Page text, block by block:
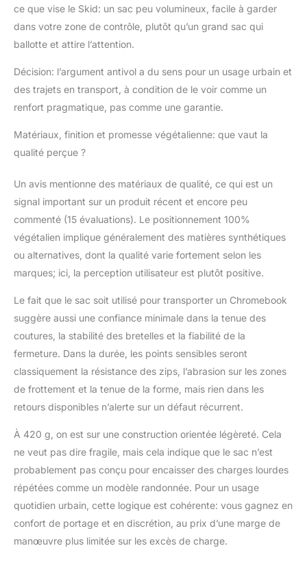
ce que vise le Skid: un sac peu volumineux, facile à garder
dans votre zone de contrôle, plutôt qu’un grand sac qui
ballotte et attire l’attention.
Décision: l’argument antivol a du sens pour un usage urbain et
des trajets en transport, à condition de le voir comme un
renfort pragmatique, pas comme une garantie.
Matériaux, finition et promesse végétalienne: que vaut la
qualité perçue ?
Un avis mentionne des matériaux de qualité, ce qui est un
signal important sur un produit récent et encore peu
commenté (15 évaluations). Le positionnement 100%
végétalien implique généralement des matières synthétiques
ou alternatives, dont la qualité varie fortement selon les
marques; ici, la perception utilisateur est plutôt positive.
Le fait que le sac soit utilisé pour transporter un Chromebook
suggère aussi une confiance minimale dans la tenue des
coutures, la stabilité des bretelles et la fiabilité de la
fermeture. Dans la durée, les points sensibles seront
classiquement la résistance des zips, l’abrasion sur les zones
de frottement et la tenue de la forme, mais rien dans les
retours disponibles n’alerte sur un défaut récurrent.
À 420 g, on est sur une construction orientée légèreté. Cela
ne veut pas dire fragile, mais cela indique que le sac n’est
probablement pas conçu pour encaisser des charges lourdes
répétées comme un modèle randonnée. Pour un usage
quotidien urbain, cette logique est cohérente: vous gagnez en
confort de portage et en discrétion, au prix d’une marge de
manœuvre plus limitée sur les excès de charge.